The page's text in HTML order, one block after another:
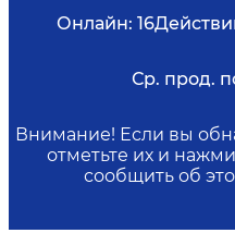
Онлайн: 16
Ср. прод.
Внимание! Если вы
отметьте их и
сообщить об